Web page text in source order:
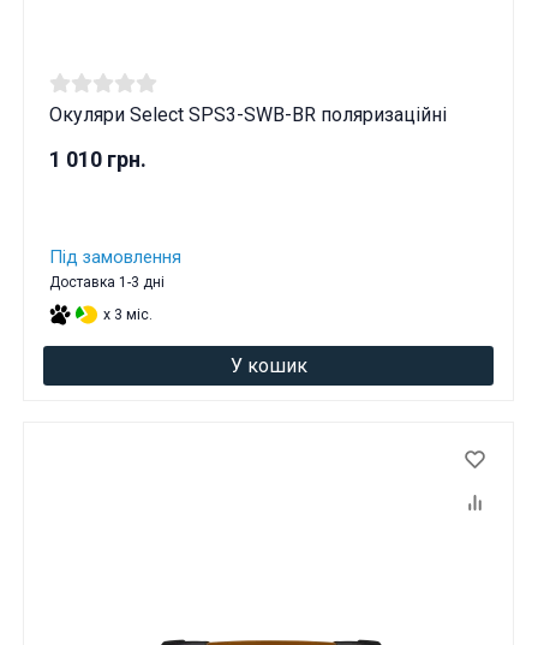
Окуляри Select SPS3-SWB-BR поляризаційні
1 010 грн.
Під замовлення
Доставка 1-3 дні
x 3 міс.
У кошик